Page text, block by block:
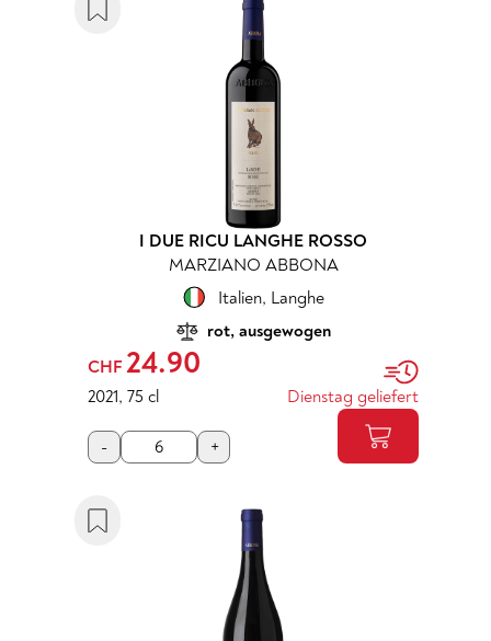
I DUE RICU LANGHE ROSSO
MARZIANO ABBONA
Italien, Langhe
rot, ausgewogen
CHF 24.90
2021, 75 cl Dienstag geliefert
- +